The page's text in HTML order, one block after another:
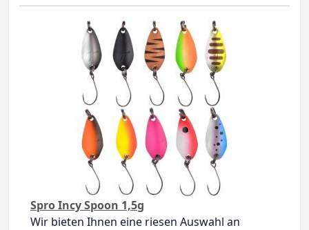
Spro Incy Spoon 1,5g
Wir bieten Ihnen eine riesen Auswahl an